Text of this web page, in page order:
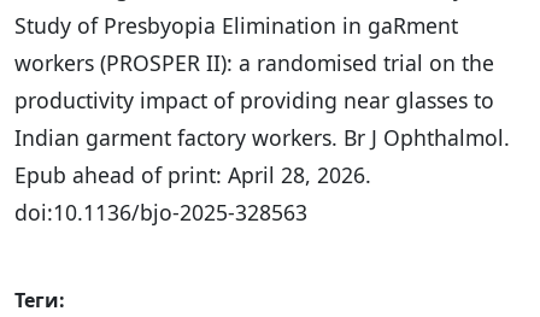
Study of Presbyopia Elimination in gaRment
workers (PROSPER II): a randomised trial on the
productivity impact of providing near glasses to
Indian garment factory workers. Br J Ophthalmol.
Epub ahead of print: April 28, 2026.
doi:10.1136/bjo-2025-328563
Теги: